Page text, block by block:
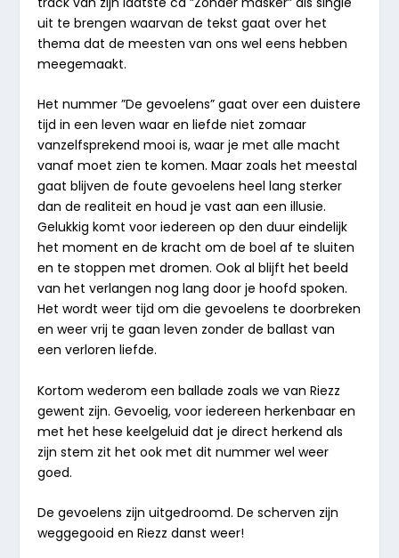
uit te brengen waarvan de tekst gaat over het
thema dat de meesten van ons wel eens hebben
meegemaakt.
Het nummer ”De gevoelens” gaat over een duistere
tijd in een leven waar en liefde niet zomaar
vanzelfsprekend mooi is, waar je met alle macht
vanaf moet zien te komen. Maar zoals het meestal
gaat blijven de foute gevoelens heel lang sterker
dan de realiteit en houd je vast aan een illusie.
Gelukkig komt voor iedereen op den duur eindelijk
het moment en de kracht om de boel af te sluiten
en te stoppen met dromen. Ook al blijft het beeld
van het verlangen nog lang door je hoofd spoken.
Het wordt weer tijd om die gevoelens te doorbreken
en weer vrij te gaan leven zonder de ballast van
een verloren liefde.
Kortom wederom een ballade zoals we van Riezz
gewent zijn. Gevoelig, voor iedereen herkenbaar en
met het hese keelgeluid dat je direct herkend als
zijn stem zit het ook met dit nummer wel weer
goed.
De gevoelens zijn uitgedroomd. De scherven zijn
weggegooid en Riezz danst weer!